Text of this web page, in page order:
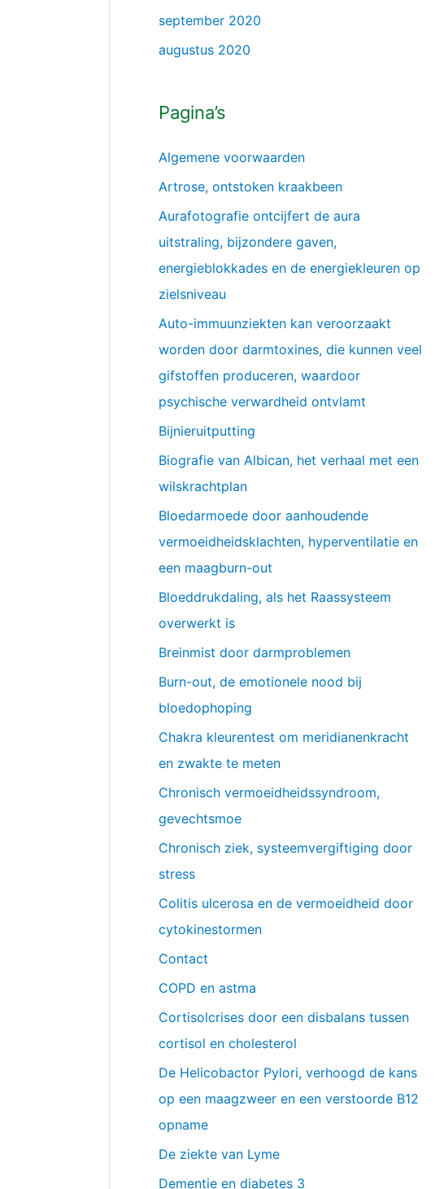
september 2020
augustus 2020
Pagina’s
Algemene voorwaarden
Artrose, ontstoken kraakbeen
Aurafotografie ontcijfert de aura
uitstraling, bijzondere gaven,
energieblokkades en de energiekleuren op
zielsniveau
Auto-immuunziekten kan veroorzaakt
worden door darmtoxines, die kunnen veel
gifstoffen produceren, waardoor
psychische verwardheid ontvlamt
Bijnieruitputting
Biografie van Albican, het verhaal met een
wilskrachtplan
Bloedarmoede door aanhoudende
vermoeidheidsklachten, hyperventilatie en
een maagburn-out
Bloeddrukdaling, als het Raassysteem
overwerkt is
Breinmist door darmproblemen
Burn-out, de emotionele nood bij
bloedophoping
Chakra kleurentest om meridianenkracht
en zwakte te meten
Chronisch vermoeidheidssyndroom,
gevechtsmoe
Chronisch ziek, systeemvergiftiging door
stress
Colitis ulcerosa en de vermoeidheid door
cytokinestormen
Contact
COPD en astma
Cortisolcrises door een disbalans tussen
cortisol en cholesterol
De Helicobactor Pylori, verhoogd de kans
op een maagzweer en een verstoorde B12
opname
De ziekte van Lyme
Dementie en diabetes 3